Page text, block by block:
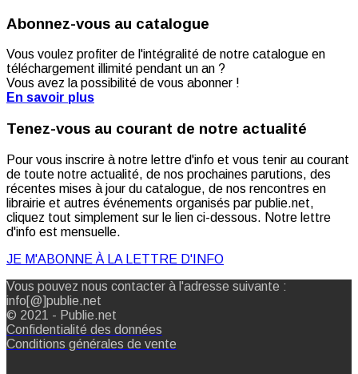
Abonnez-vous au catalogue
Vous voulez profiter de l'intégralité de notre catalogue en
téléchargement illimité pendant un an ?
Vous avez la possibilité de vous abonner !
En savoir plus
Tenez-vous au courant de notre actualité
Pour vous inscrire à notre lettre d'info et vous tenir au courant
de toute notre actualité, de nos prochaines parutions, des
récentes mises à jour du catalogue, de nos rencontres en
librairie et autres événements organisés par publie.net,
cliquez tout simplement sur le lien ci-dessous. Notre lettre
d'info est mensuelle.
JE M'ABONNE À LA LETTRE D'INFO
Vous pouvez nous contacter à l'adresse suivante :
info[@]publie.net
© 2021 - Publie.net
Confidentialité des données
Conditions générales de vente